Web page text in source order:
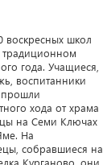
воскресных школ
традиционном
года. Учащиеся,
воспитанники
прошли
хода от храма
на Семи Ключах
На
собравшиеся на
Курганово, они